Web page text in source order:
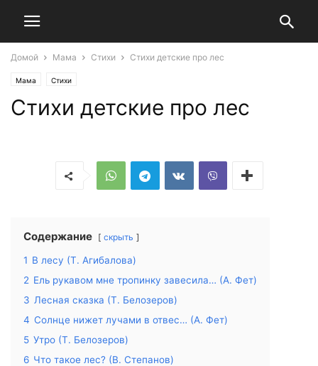
Домой Мама Стихи Стихи детские про лес
Мама Стихи
Стихи детские про лес
Содержание скрыть
1 В лесу (Т. Агибалова)
2 Ель рукавом мне тропинку завесила… (А. Фет)
3 Лесная сказка (Т. Белозеров)
4 Солнце нижет лучами в отвес… (А. Фет)
5 Утро (Т. Белозеров)
6 Что такое лес? (В. Степанов)